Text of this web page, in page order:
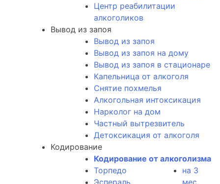
Центр реабилитации
алкоголиков
Вывод из запоя
Вывод из запоя
Вывод из запоя на дому
Вывод из запоя в стационаре
Капельница от алкоголя
Снятие похмелья
Алкогольная интоксикация
Нарколог на дом
Частный вытрезвитель
Детоксикация от алкоголя
Кодирование
Кодирование от алкоголизма
Торпедо
Эспераль
на 3
мес.